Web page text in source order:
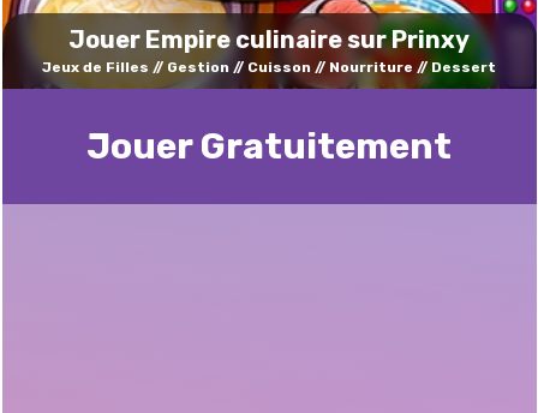
Jouer Empire culinaire sur Prinxy
Jeux de Filles Gestion Cuisson Nourriture Dessert
Jouer Gratuitement